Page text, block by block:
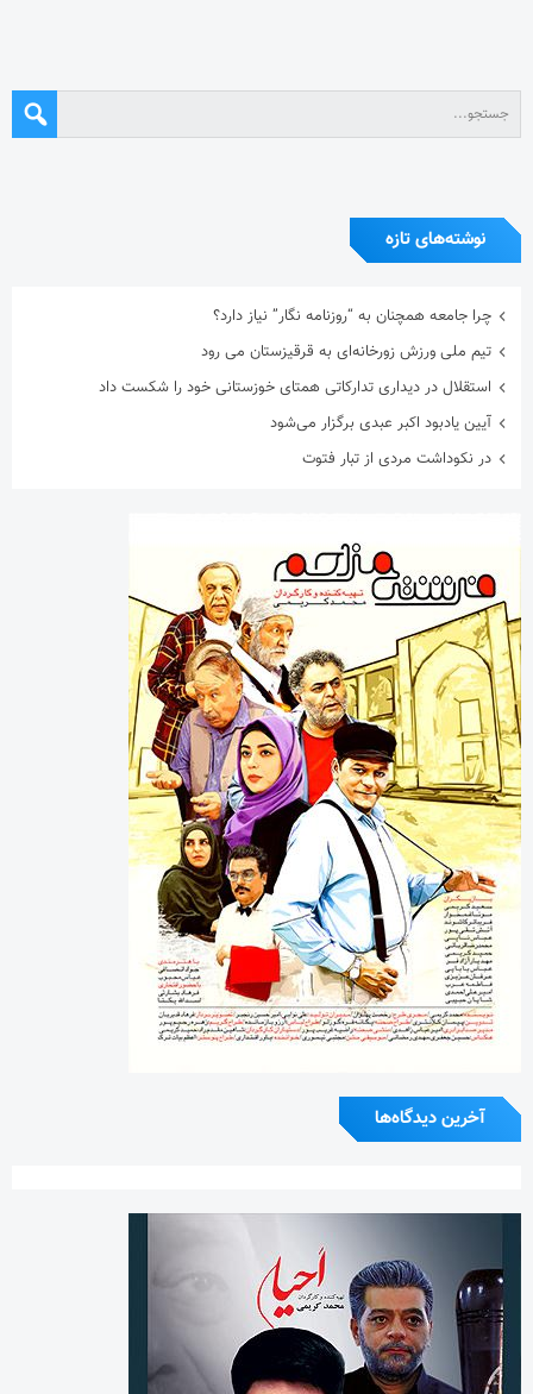
نوشته‌های تازه
چرا جامعه همچنان به “روزنامه نگار” نیاز دارد؟
تیم ملی ورزش زورخانه‌ای به قرقیزستان می رود
استقلال در دیداری تدارکاتی همتای خوزستانی خود را شکست داد
آیین یادبود اکبر عبدی برگزار می‌شود
در نکوداشت مردی از تبار فتوت
آخرین دیدگاه‌ها